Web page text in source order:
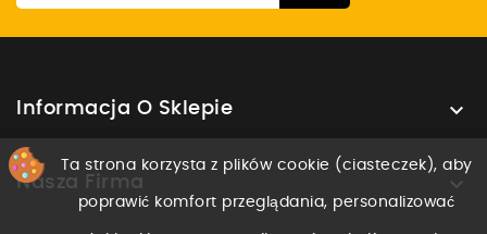
Informacja O Sklepie 
Nasza Firma 
Ta strona korzysta z plików cookie (ciasteczek), aby
poprawić komfort przeglądania, personalizować